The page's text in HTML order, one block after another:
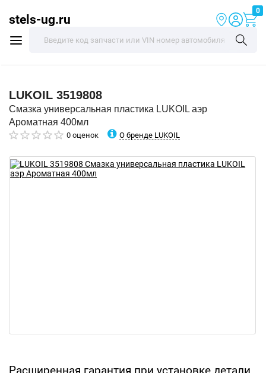
stels-ug.ru
0
LUKOIL 3519808
Смазка универсальная пластика LUKOIL аэр
Ароматная 400мл
0 оценок О бренде LUKOIL